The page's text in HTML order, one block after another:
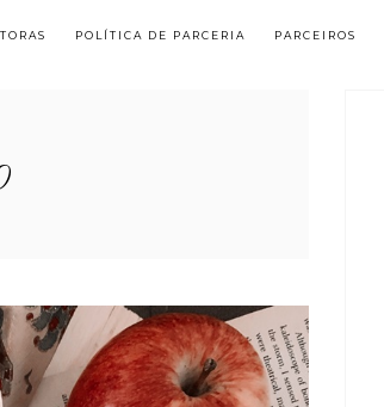
POLÍTICA DE PARCERIA PARCEIROS